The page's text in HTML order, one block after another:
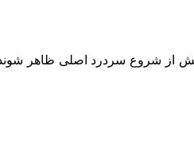
از شروع سردرد اصلی ظاهر